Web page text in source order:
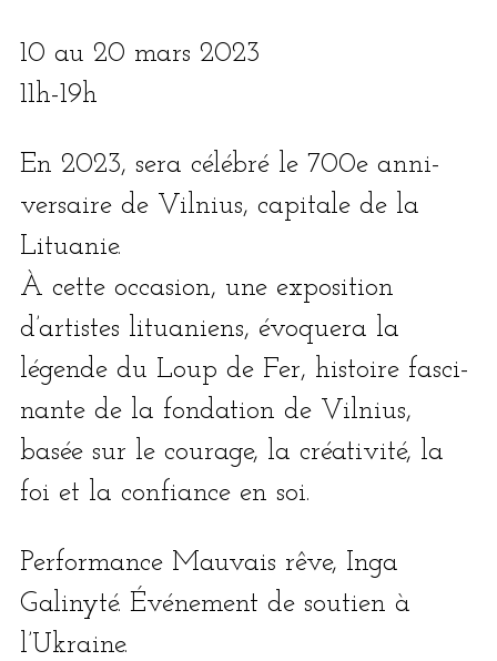
10 au 20 mars 2023
11h-19h
En 2023, sera célé­bré le 700e anni­
ver­saire de Vilnius, capi­tale de la
Lituanie.
À cette occa­sion, une expo­si­tion
d’artistes litua­niens, évo­que­ra la
légende du Loup de Fer, his­toire fas­ci­
nante de la fon­da­tion de Vilnius,
basée sur le cou­rage, la créa­ti­vi­té, la
foi et la confiance en soi.
Performance Mauvais rêve, Inga
Galinyté. Événement de sou­tien à
l’Ukraine.